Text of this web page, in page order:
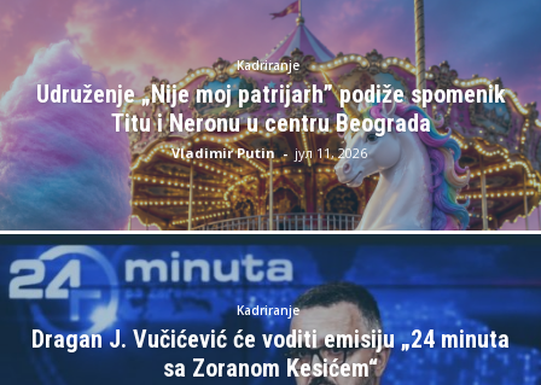
Kadriranje
Udruženje „Nije moj patrijarh” podiže spomenik
Titu i Neronu u centru Beograda
Vladimir Putin - јул 11, 2026
Kadriranje
Dragan J. Vučićević će voditi emisiju „24 minuta
sa Zoranom Kesićem“